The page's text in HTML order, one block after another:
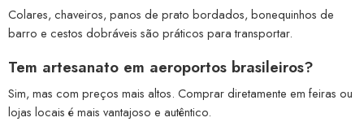
Colares, chaveiros, panos de prato bordados, bonequinhos de
barro e cestos dobráveis são práticos para transportar.
Tem artesanato em aeroportos brasileiros?
Sim, mas com preços mais altos. Comprar diretamente em feiras ou
lojas locais é mais vantajoso e autêntico.